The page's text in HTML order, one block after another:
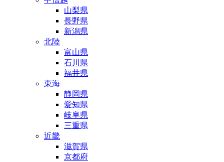
山梨県
長野県
新潟県
北陸
富山県
石川県
福井県
東海
静岡県
愛知県
岐阜県
三重県
近畿
滋賀県
京都府